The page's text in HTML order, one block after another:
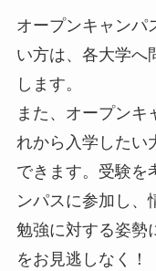
オープンキャンパ
い方は、各大学へ
します。
また、オープンキ
れから入学したい
できます。受験を
ンパスに参加し、
勉強に対する姿勢
をお見逃しなく！